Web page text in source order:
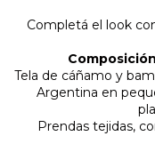
Completá el look
Tela de cáñamo y
Argentina en
Prendas tejidas,